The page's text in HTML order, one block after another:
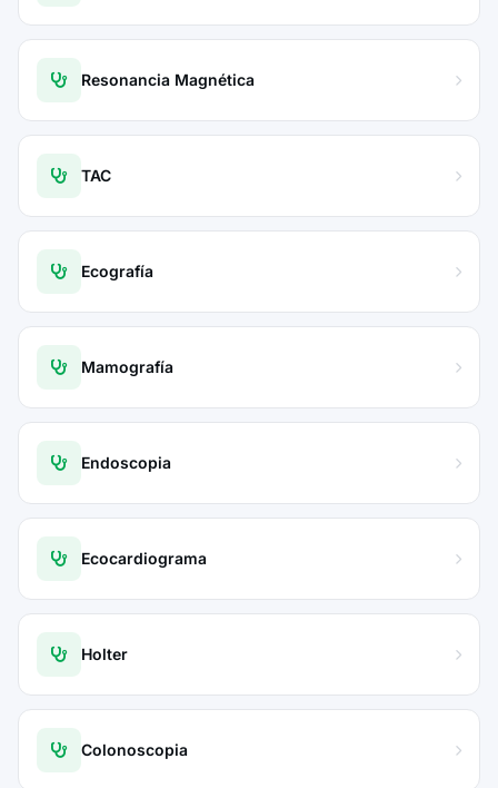
Resonancia Magnética
TAC
Ecografía
Mamografía
Endoscopia
Ecocardiograma
Holter
Colonoscopia